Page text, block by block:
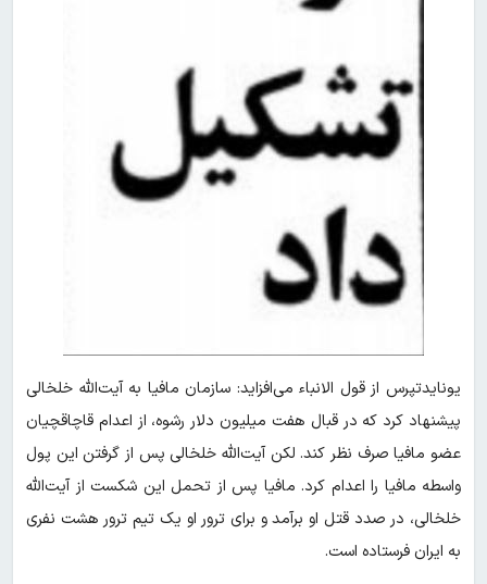
یونایدتپرس از قول الانباء می‌افزاید: سازمان مافیا به آیت‌الله خلخالی
پیشنهاد کرد که در قبال هفت میلیون دلار رشوه، از اعدام قاچاقچیان
عضو مافیا صرف نظر کند. لکن آیت‌الله خلخالی پس از گرفتن این پول
واسطه مافیا را اعدام کرد. مافیا پس از تحمل این شکست از آیت‌الله
خلخالی، در صدد قتل او برآمد و برای ترور او یک تیم ترور هشت نفری
به ایران فرستاده است.